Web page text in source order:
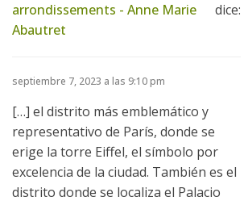
arrondissements - Anne Marie
Abautret
dice:
septiembre 7, 2023 a las 9:10 pm
[…] el distrito más emblemático y
representativo de París, donde se
erige la torre Eiffel, el símbolo por
excelencia de la ciudad. También es el
distrito donde se localiza el Palacio